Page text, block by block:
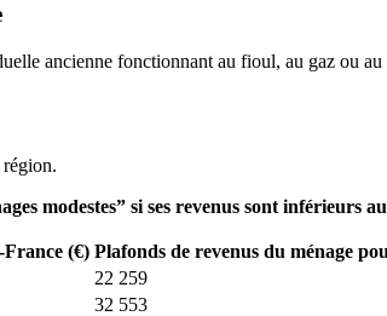
ancienne fonctionnant au fioul, au gaz ou au
modestes” si ses revenus sont inférieurs
France (€) Plafonds de revenus du ménage
22 259
32 553